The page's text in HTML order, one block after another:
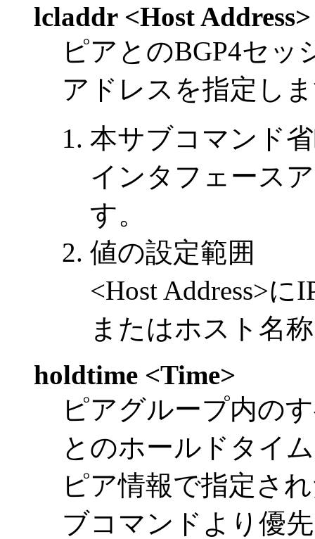
lcladdr <Host Address>
ピアとのBGP4セッ
アドレスを指定し
本サブコマンド
インタフェース
す。
値の設定範囲
<Host Address>
またはホスト名
holdtime <Time>
ピアグループ内の
とのホールドタイ
ピア情報で指定さ
ブコマンドより優